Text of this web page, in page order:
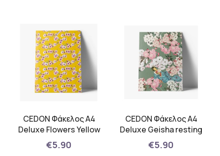
CEDON Φάκελος Α4
Deluxe Flowers Yellow
€5.90
CEDON Φάκελος Α4
Deluxe Geisha resting
€5.90